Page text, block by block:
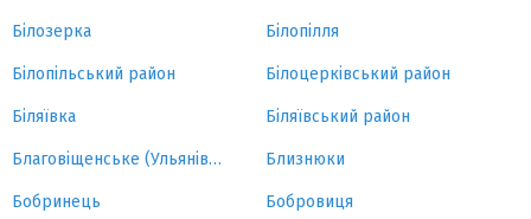
Білозерка Білопілля
Білопільський район Білоцерківський район
Біляївка Біляївський район
Благовіщенське (Ульянівка) Близнюки
Бобринець Бобровиця